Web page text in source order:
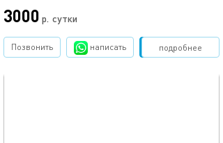
3000 р. сутки
подробнее
Позвонить написать Забронировать